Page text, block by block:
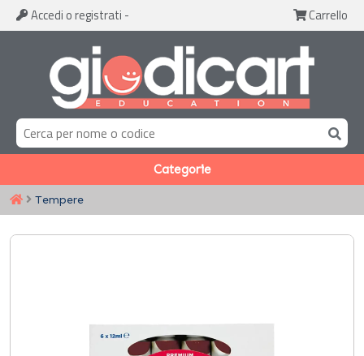
Accedi o registrati - Carrello
Categorie
Tempere